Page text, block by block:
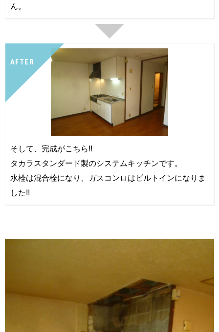
ん。
AFTER
そして、完成がこちら!!
タカラスタンダード製のシステムキッチンです。
水栓は混合栓になり、ガスコンロはビルトインになりま
した!!